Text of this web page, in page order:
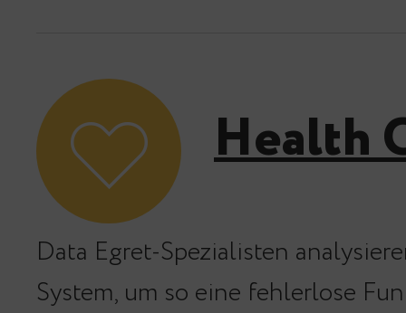
Health
Data Egret-Spezialisten
System, um so eine fehlerlose